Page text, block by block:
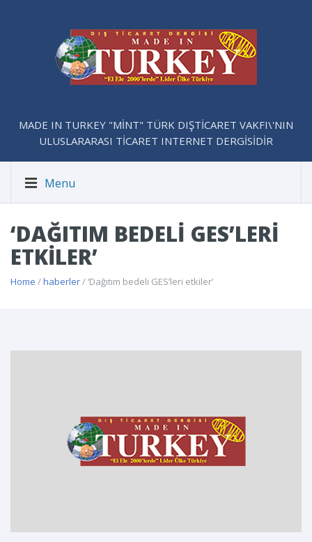
MADE IN TURKEY "MİNT" TÜRK DIŞTİCARET VAKFI\'NIN
ULUSLARARASI TİCARET INTERNET DERGİSİDİR
Menu
‘DAĞITIM BEDELI GES’LERI
ETKILER’
Home /haberler/ ‘Dağıtım bedeli GES’leri etkiler’